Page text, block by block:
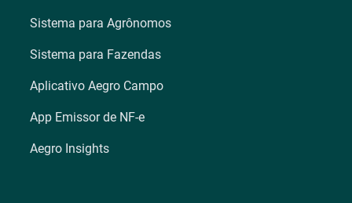
Sistema para Agrônomos
Sistema para Fazendas
Aplicativo Aegro Campo
App Emissor de NF-e
Aegro Insights